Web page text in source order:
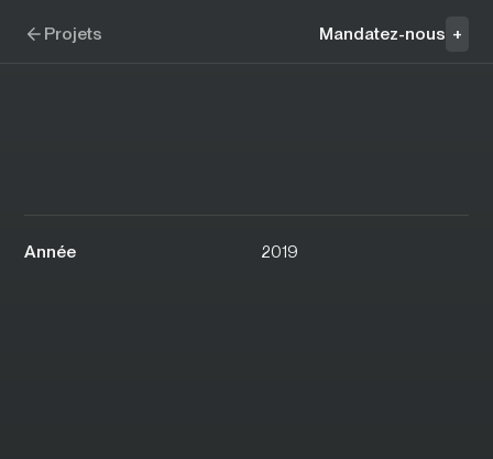
Projets Mandatez-nous +
Année 2019